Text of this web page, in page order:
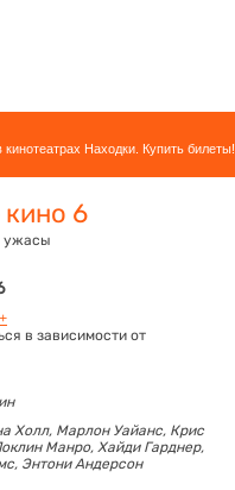
Находки. Купить билеты!
6
ужасы
в зависимости от
Холл, Марлон Уайанс, Крис
Манро, Хайди Гарднер,
Энтони Андерсон